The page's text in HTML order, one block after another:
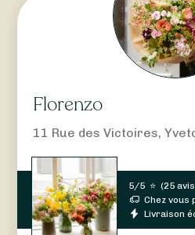
Florenzo
11 Rue des Victoires,
5/5 ⭐ (25 avis
Chez vous
Livraison